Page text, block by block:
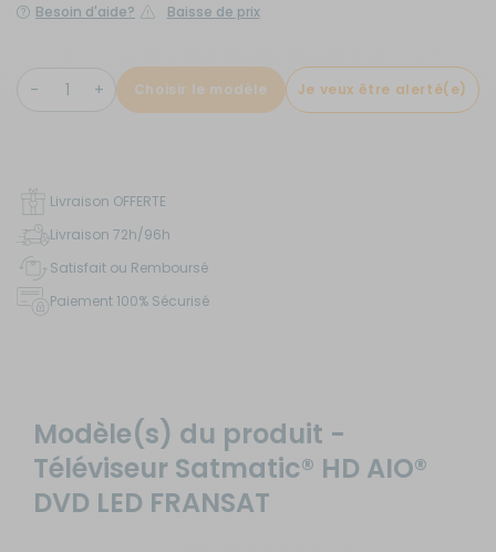
Besoin d'aide? Baisse de prix
Choisir le modèle Je veux être alerté(e)
Livraison OFFERTE
Livraison 72h/96h
Satisfait ou Remboursé
Paiement 100% Sécurisé
Modèle(s) du produit -
Téléviseur Satmatic® HD AIO®
DVD LED FRANSAT